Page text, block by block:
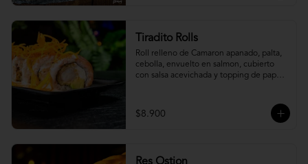
Tiradito Rolls
Roll relleno de Camaron apanado, palta,
cebolla, envuelto en salmon, cubierto
con salsa acevichada y topping de papa
$8.900